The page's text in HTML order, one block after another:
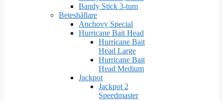
Bandy Stick 3-tum
Beteshållare
Anchovy Special
Hurricane Bait Head
Hurricane Bait
Head Large
Hurricane Bait
Head Medium
Jackpot
Jackpot 2
Speedmaster